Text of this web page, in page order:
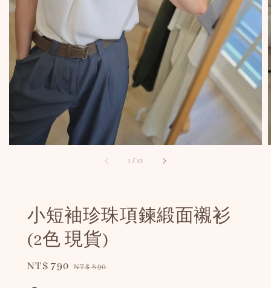
1 /13
小短袖珍珠項鍊緞面襯衫
(2色 現貨)
Sale
NT$ 790 Regular
NT$ 890